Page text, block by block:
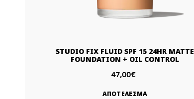
STUDIO FIX FLUID SPF 15 24HR MATTE
FOUNDATION + OIL CONTROL
47,00€
ΑΠΟΤΕΛΕΣΜΑ